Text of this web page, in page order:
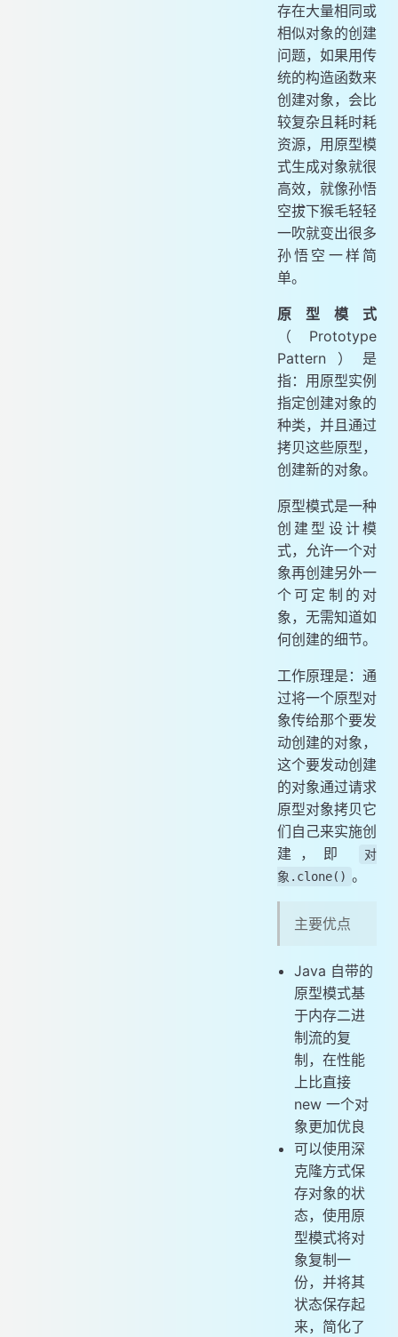
原型模式解决克隆羊实例
Spring 框架的原型模式
深入讨论：浅拷贝和深拷贝
原型模式的注意事项和细节
存在大量相同或
相似对象的创建
问题，如果用传
统的构造函数来
创建对象，会比
较复杂且耗时耗
资源，用原型模
式生成对象就很
高效，就像孙悟
空拔下猴毛轻轻
一吹就变出很多
孙悟空一样简
单。
原型模式
（Prototype
Pattern）是
指：用原型实例
指定创建对象的
种类，并且通过
拷贝这些原型，
创建新的对象。
原型模式是一种
创建型设计模
式，允许一个对
象再创建另外一
个可定制的对
象，无需知道如
何创建的细节。
工作原理是：通
过将一个原型对
象传给那个要发
动创建的对象，
这个要发动创建
的对象通过请求
原型对象拷贝它
们自己来实施创
建，即
对
象.clone() 。
主要优点
Java 自带的
原型模式基
于内存二进
制流的复
制，在性能
上比直接
new 一个对
象更加优良
可以使用深
克隆方式保
存对象的状
态，使用原
型模式将对
象复制一
份，并将其
状态保存起
来，简化了